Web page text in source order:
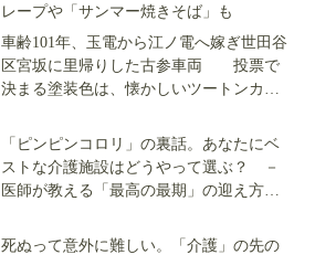
レープや「サンマー焼きそば」も
車齢101年、玉電から江ノ電へ嫁ぎ世田谷
区宮坂に里帰りした古参車両 投票で
決まる塗装色は、懐かしいツートンカラ
「ピンピンコロリ」の裏話。あなたにベ
ストな介護施設はどうやって選ぶ？ －
医師が教える「最高の最期」の迎え方
死ぬって意外に難しい。「介護」の先の